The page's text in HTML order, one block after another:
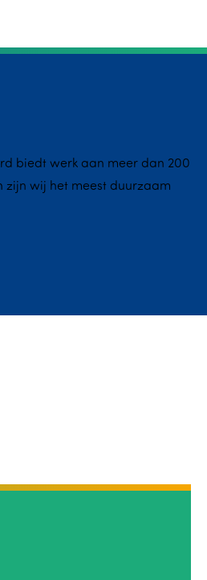
biedt werk aan meer dan 200
wij het meest duurzaam